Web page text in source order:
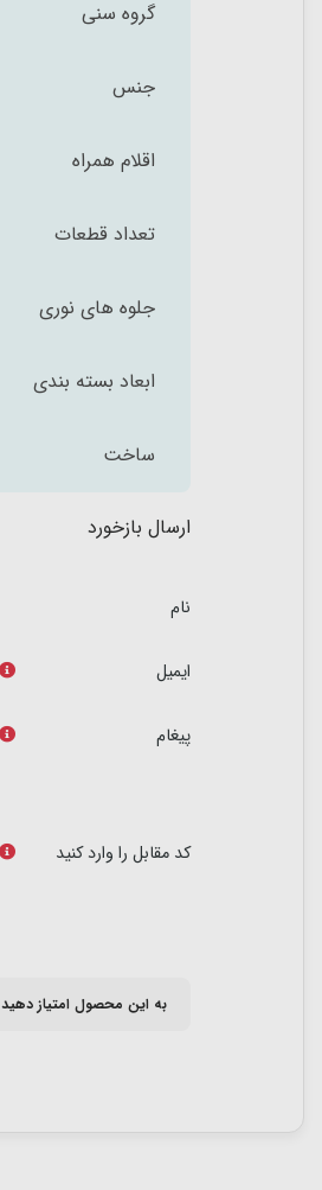
گروه سنی
جنس
اقلام همراه
تعداد قطعات
جلوه های نوری
ابعاد بسته بندی
ساخت
ارسال بازخورد
نام
ایمیل
پیغام
کد مقابل را وارد کنید
به این محصول امتیاز دهید